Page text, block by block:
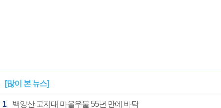
[많이 본 뉴스]
1 백양산 고지대 마을우물 55년 만에 바닥